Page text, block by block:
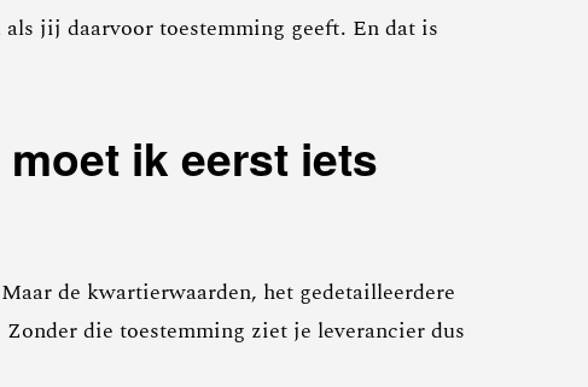
jij daarvoor toestemming geeft. En dat is
ik eerst iets
de kwartierwaarden, het gedetailleerdere
die toestemming ziet je leverancier dus